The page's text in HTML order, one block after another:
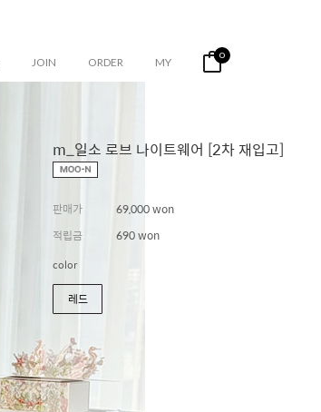
JOIN ORDER MY 0
m_일소 로브 나이트웨어 [2차 재입고]
판매가
69,000 won
적립금
690 won
color
레드